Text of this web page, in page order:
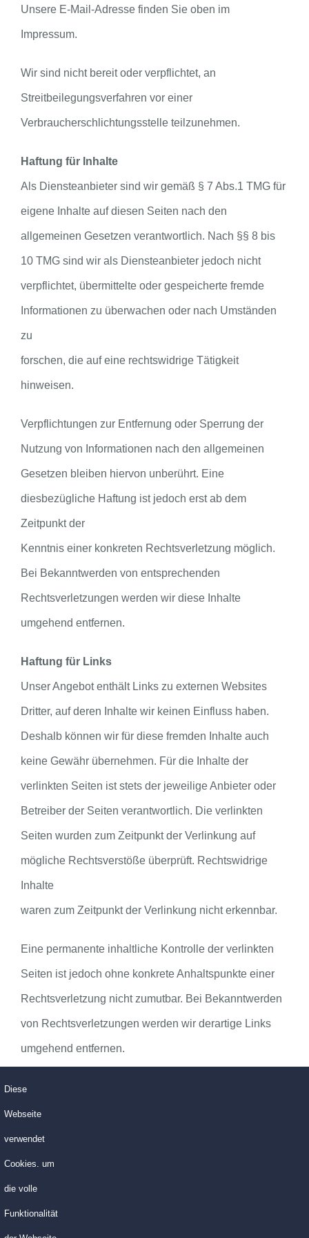
Unsere E-Mail-Adresse finden Sie oben im
Impressum.
Wir sind nicht bereit oder verpflichtet, an
Streitbeilegungsverfahren vor einer
Verbraucherschlichtungsstelle teilzunehmen.
Haftung für Inhalte
Als Diensteanbieter sind wir gemäß § 7 Abs.1 TMG für
eigene Inhalte auf diesen Seiten nach den
allgemeinen Gesetzen verantwortlich. Nach §§ 8 bis
10 TMG sind wir als Diensteanbieter jedoch nicht
verpflichtet, übermittelte oder gespeicherte fremde
Informationen zu überwachen oder nach Umständen
zu
forschen, die auf eine rechtswidrige Tätigkeit
hinweisen.
Verpflichtungen zur Entfernung oder Sperrung der
Nutzung von Informationen nach den allgemeinen
Gesetzen bleiben hiervon unberührt. Eine
diesbezügliche Haftung ist jedoch erst ab dem
Zeitpunkt der
Kenntnis einer konkreten Rechtsverletzung möglich.
Bei Bekanntwerden von entsprechenden
Rechtsverletzungen werden wir diese Inhalte
umgehend entfernen.
Haftung für Links
Unser Angebot enthält Links zu externen Websites
Dritter, auf deren Inhalte wir keinen Einfluss haben.
Deshalb können wir für diese fremden Inhalte auch
keine Gewähr übernehmen. Für die Inhalte der
verlinkten Seiten ist stets der jeweilige Anbieter oder
Betreiber der Seiten verantwortlich. Die verlinkten
Seiten wurden zum Zeitpunkt der Verlinkung auf
mögliche Rechtsverstöße überprüft. Rechtswidrige
Inhalte
waren zum Zeitpunkt der Verlinkung nicht erkennbar.
Eine permanente inhaltliche Kontrolle der verlinkten
Seiten ist jedoch ohne konkrete Anhaltspunkte einer
Rechtsverletzung nicht zumutbar. Bei Bekanntwerden
von Rechtsverletzungen werden wir derartige Links
umgehend entfernen.
Urheberrecht
Die durch die Seitenbetreiber erstellten Inhalte und
Werke auf diesen Seiten unterliegen dem deutschen
Urheberrecht. Die Vervielfältigung, Bearbeitung,
Verbreitung und jede Art der Verwertung außerhalb der
Diese
Webseite
verwendet
Cookies. um
die volle
Funktionalität